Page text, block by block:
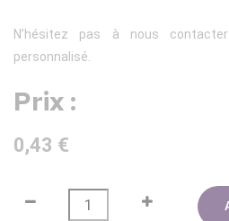
N’hésitez pas à nous
personnalisé.
Prix :
0,43 €